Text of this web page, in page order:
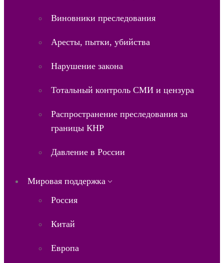
Виновники преследования
Аресты, пытки, убийства
Нарушение закона
Тотальный контроль СМИ и цензура
Распространение преследования за
границы КНР
Давление в России
Мировая поддержка
Россия
Китай
Европа